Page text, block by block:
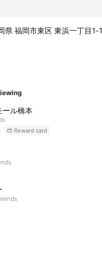
県 福岡市東区 東浜一丁目1-1
ール橋本
Reward card